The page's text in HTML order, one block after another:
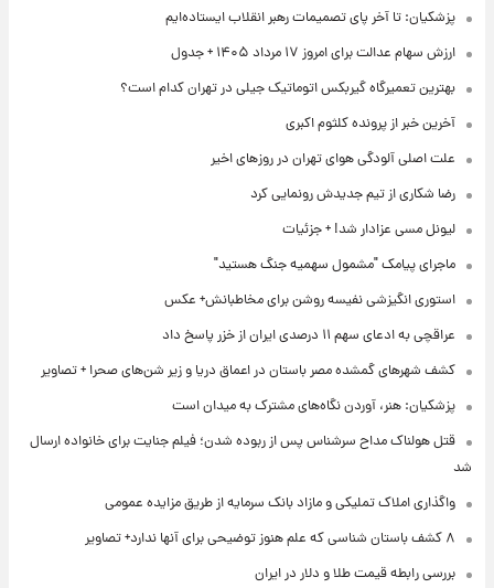
پزشکیان: تا آخر پای تصمیمات رهبر انقلاب ایستاده‌ایم
ارزش سهام عدالت برای امروز ۱۷ مرداد ۱۴۰۵ + جدول
بهترین تعمیرگاه گیربکس اتوماتیک جیلی در تهران کدام است؟
آخرین خبر از پرونده کلثوم اکبری
علت اصلی آلودگی هوای تهران در روزهای اخیر
رضا شکاری از تیم جدیدش رونمایی کرد
لیونل مسی عزادار شد! + جزئیات
ماجرای پیامک "مشمول سهمیه جنگ هستید"
استوری انگیزشی نفیسه روشن برای مخاطبانش+ عکس
عراقچی به ادعای سهم ۱۱ درصدی ایران از خزر پاسخ داد
کشف شهرهای گمشده مصر باستان در اعماق دریا و زیر شن‌های صحرا + تصاویر
پزشکیان: هنر، آوردن نگاه‌های مشترک به میدان است
قتل هولناک مداح سرشناس پس از ربوده شدن؛ فیلم جنایت برای خانواده ارسال
شد
واگذاری املاک تملیکی و مازاد بانک سرمایه از طریق مزایده عمومی
۸ کشف باستان شناسی که علم هنوز توضیحی برای آنها ندارد+ تصاویر
بررسی رابطه قیمت طلا و دلار در ایران